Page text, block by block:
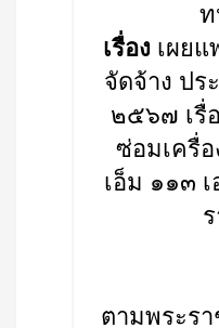
ท
เรื่อง เผย
จัดจ้าง ปร
๒๕๖๗ เรื่
ซ่อมเครื่
เอ็ม ๑๑๓
ตามพระร